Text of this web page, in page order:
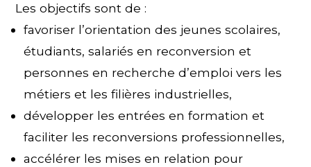
Les objectifs sont de :
favoriser l’orientation des jeunes scolaires,
étudiants, salariés en reconversion et
personnes en recherche d’emploi vers les
métiers et les filières industrielles,
développer les entrées en formation et
faciliter les reconversions professionnelles,
accélérer les mises en relation pour